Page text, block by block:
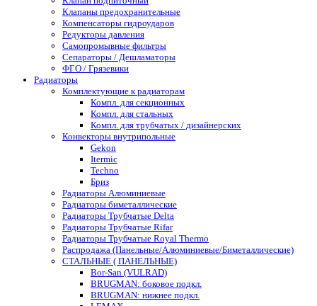
Клапаны предохранительные
Компенсаторы гидроударов
Редукторы давления
Самопромывные фильтры
Сепараторы / Дешламаторы
ФГО / Грязевики
Радиаторы
Комплектующие к радиаторам
Компл. для секционных
Компл. для стальных
Компл. для трубчатых / дизайнерских
Конвекторы внутрипольные
Gekon
Itermic
Techno
Бриз
Радиаторы Алюминиевые
Радиаторы биметаллические
Радиаторы Трубчатые Delta
Радиаторы Трубчатые Rifar
Радиаторы Трубчатые Royal Thermo
Распродажа (Панельные/Алюминиевые/Биметаллические)
СТАЛЬНЫЕ ( ПАНЕЛЬНЫЕ)
Bor-San (VULRAD)
BRUGMAN: боковое подкл.
BRUGMAN: нижнее подкл.